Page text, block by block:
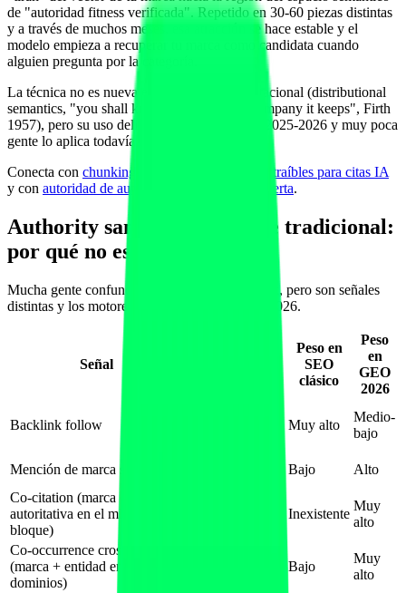
de "autoridad fitness verificada". Repetido en 30-60 piezas distintas
y a través de muchos meses, esa atracción se hace estable y el
modelo empieza a recuperar tu marca como candidata cuando
alguien pregunta por la categoría.
La técnica no es nueva en lingüística computacional (distributional
semantics, "you shall know a word by the company it keeps", Firth
1957), pero su uso deliberado en GEO es de 2025-2026 y muy poca
gente lo aplica todavía en fitness.
Conecta con chunking semántico y bloques extraíbles para citas IA
y con autoridad de autor, E-E-A-T y firma experta.
Authority sandwich vs enlace tradicional:
por qué no es lo mismo
Mucha gente confunde co-citation con backlink, pero son señales
distintas y los motores las pondera distinto en 2026.
Señal
Peso en
SEO
clásico
Peso
en
GEO
2026
Backlink follow Muy alto
Medio-
bajo
Mención de marca sin enlace Bajo
Alto
Co-citation (marca + entidad
autoritativa en el mismo
bloque)
Inexistente
Muy
alto
Co-occurrence cross-domain
(marca + entidad en muchos
dominios)
Bajo
Muy
alto